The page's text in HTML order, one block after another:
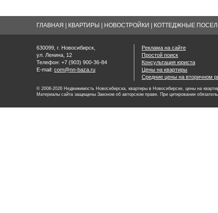
ГЛАВНАЯ КВАРТИРЫ НОВОСТРОЙКИ КОТТЕДЖНЫЕ
630099, г. Новосибирск,
ул. Ленина, 12
Телефон: +7 (903) 900-36-84
E-mail: com@nn-baza.ru
Реклама на сайте
Простой поиск
Консультация юриста
Цены на квартиры
Средние цены на вторичном
© 2008-2026 Недвижимость Новосибирска, квартиры в Новосибирске, цены на
Материалы сайта защищены Законом об авторском праве. При цитировании